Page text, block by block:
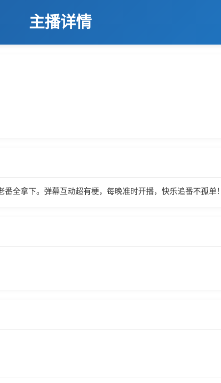
主播详情
全拿下。弹幕互动超有梗，每晚准时开播，快乐追番不孤单！